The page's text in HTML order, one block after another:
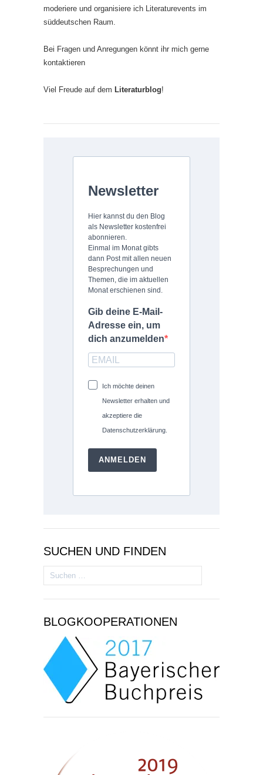
moderiere und organisiere ich Literaturevents im
süddeutschen Raum.
Bei Fragen und Anregungen könnt ihr mich gerne
kontaktieren
Viel Freude auf dem Literaturblog!
Newsletter
Hier kannst du den Blog
als Newsletter kostenfrei
abonnieren.
Einmal im Monat gibts
dann Post mit allen neuen
Besprechungen und
Themen, die im aktuellen
Monat erschienen sind.
Gib deine E-Mail-
Adresse ein, um
dich anzumelden
Ich möchte deinen
Newsletter erhalten und
akzeptiere die
Datenschutzerklärung.
ANMELDEN
SUCHEN UND FINDEN
Suchen
nach:
BLOGKOOPERATIONEN